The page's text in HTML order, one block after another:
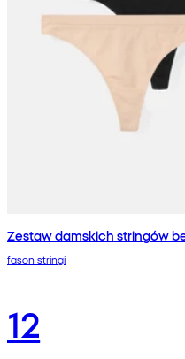
Zestaw damskich stringów
fason stringi
12